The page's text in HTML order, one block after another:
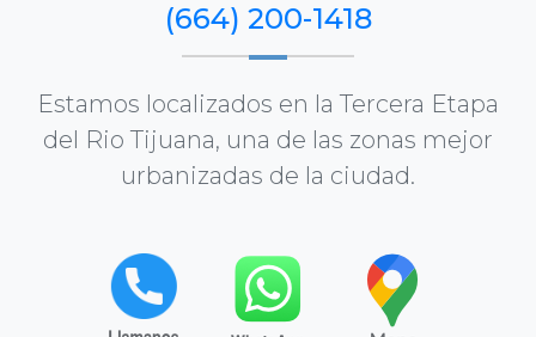
(664) 200-1418
Estamos localizados en la Tercera Etapa
del Rio Tijuana, una de las zonas mejor
urbanizadas de la ciudad.